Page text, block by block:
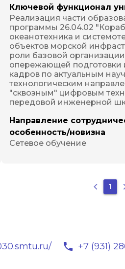
Ключевой функционал
Реализация части
программы 26.04.02
океанотехника и
объектов морской
роли базовой
опережающей
кадров по актуальным
технологическим
"сквозным" цифровым
передовой инженерной
Направление
особенность/новизна
Сетевое обучение
keyboard_arrow_left 1
local_phone +7 (931)